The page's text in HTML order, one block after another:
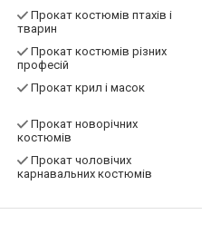
Прокат костюмів птахів і
тварин
Прокат костюмів різних
професій
Прокат крил і масок
Прокат новорічних
костюмів
Прокат чоловічих
карнавальних костюмів